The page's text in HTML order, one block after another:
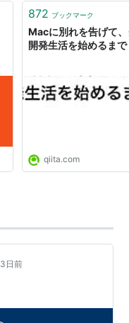
872 ブックマーク
Macに別れを告げて
開発生活を始めるま
qiita.com
日前